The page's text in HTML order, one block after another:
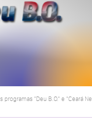
programas "Deu B.O." e "Ceará